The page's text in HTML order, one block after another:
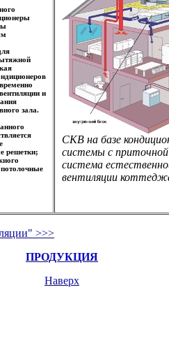
и
зала.
решетки;
потолочные
СКВ на базе
системы с
система
вентиляции
>>>
ПРОДУКЦИЯ
Наверх